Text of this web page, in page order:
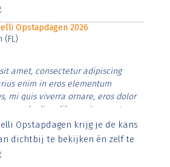
Opstapdagen 2026
(FL)
amet, consectetur adipiscing
enim in eros elementum
mi quis viverra ornare, eros dolor
diam libero vitae erat.
et justo cursus id rutrum lorem
vitae risus tristique posuere.
Opstapdagen krijg je de kans
dichtbij te bekijken én zelf te